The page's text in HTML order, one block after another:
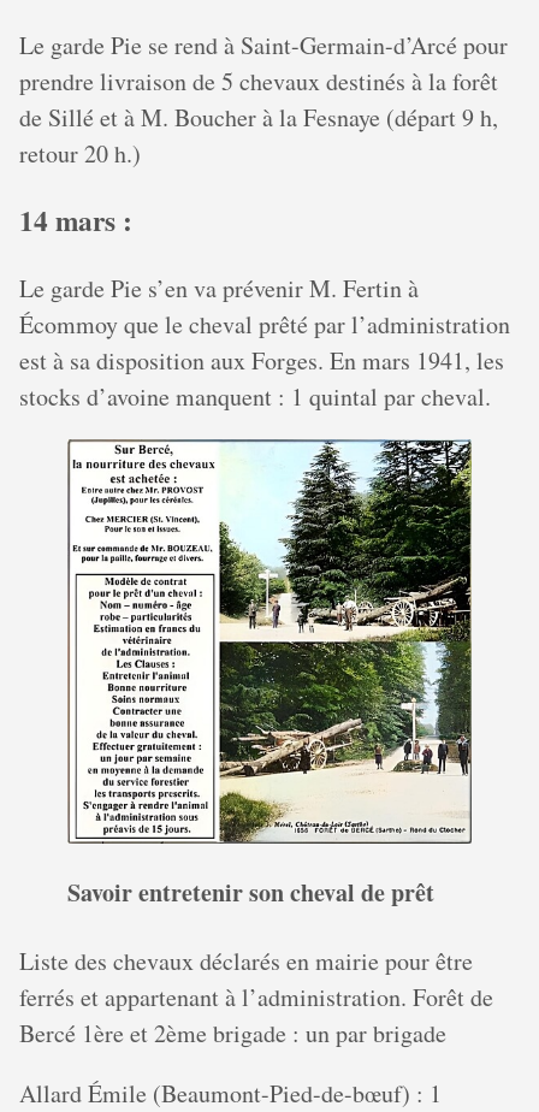
Le garde Pie se rend à Saint-Germain-d’Arcé pour
prendre livraison de 5 chevaux destinés à la forêt
de Sillé et à M. Boucher à la Fesnaye (départ 9 h,
retour 20 h.)
14 mars :
Le garde Pie s’en va prévenir M. Fertin à
Écommoy que le cheval prêté par l’administration
est à sa disposition aux Forges. En mars 1941, les
stocks d’avoine manquent : 1 quintal par cheval.
Savoir entretenir son cheval de prêt
Liste des chevaux déclarés en mairie pour être
ferrés et appartenant à l’administration. Forêt de
Bercé 1ère et 2ème brigade : un par brigade
Allard Émile (Beaumont-Pied-de-bœuf) : 1